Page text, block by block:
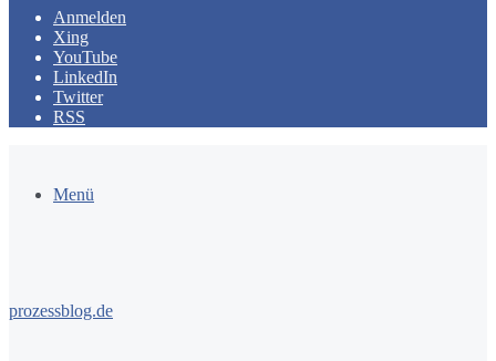
Anmelden
Xing
YouTube
LinkedIn
Twitter
RSS
Menü
prozessblog.de